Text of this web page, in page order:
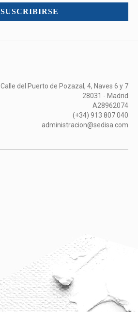
SUSCRIBIRSE
Calle del Puerto de Pozazal, 4, Naves 6 y 7
28031 - Madrid
A28962074
(+34) 913 807 040
administracion@sedisa.com